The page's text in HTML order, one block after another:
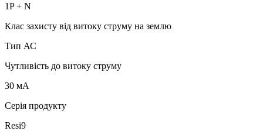
1P + N
Клас захисту від витоку струму на землю
Тип АС
Чутливість до витоку струму
30 мА
Серія продукту
Resi9